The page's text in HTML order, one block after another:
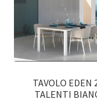
TAVOLO EDEN
TALENTI